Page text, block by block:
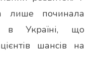
лише починала
в Україні, що
шансів на